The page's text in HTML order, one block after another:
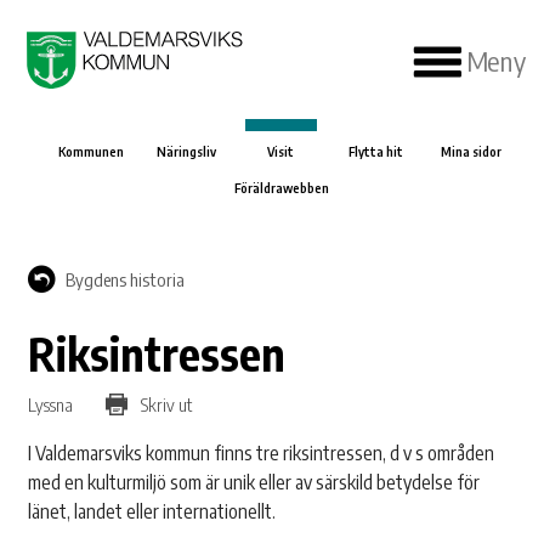
Meny
Kommunen Näringsliv Visit Flytta hit Mina sidor
Föräldrawebben
Bygdens historia
Riksintressen
Lyssna Skriv ut
I Valdemarsviks kommun finns tre riksintressen, d v s områden
med en kulturmiljö som är unik eller av särskild betydelse för
länet, landet eller internationellt.